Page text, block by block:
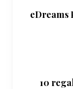
eDreams
10